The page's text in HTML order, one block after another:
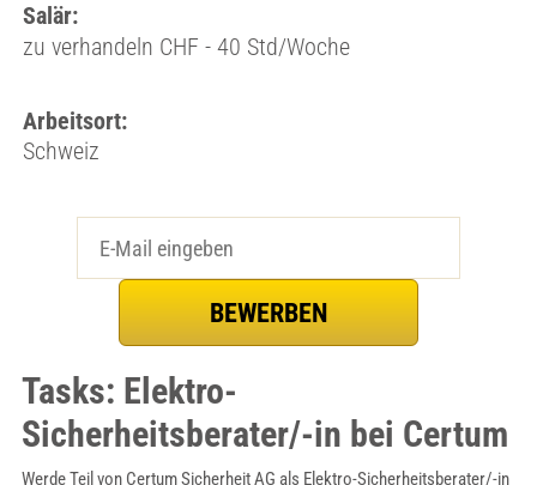
Salär:
zu verhandeln CHF - 40 Std/Woche
Arbeitsort:
Schweiz
Tasks: Elektro-
Sicherheitsberater/-in bei Certum
Werde Teil von Certum Sicherheit AG als Elektro-Sicherheitsberater/-in